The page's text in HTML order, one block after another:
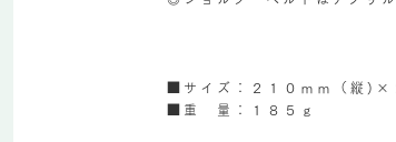
■サイズ：２１０ｍｍ（縦)×
■重 量：１８５ｇ